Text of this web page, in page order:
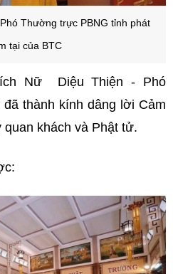
Thường trực PBNG tỉnh phát
tại của BTC
Nữ Diệu Thiện - Phó
thành kính dâng lời Cảm
khách và Phật tử.